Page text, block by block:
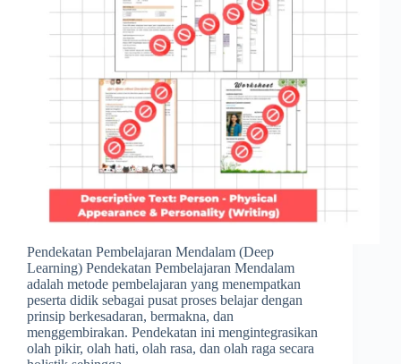
Pendekatan Pembelajaran Mendalam (Deep
Learning) Pendekatan Pembelajaran Mendalam
adalah metode pembelajaran yang menempatkan
peserta didik sebagai pusat proses belajar dengan
prinsip berkesadaran, bermakna, dan
menggembirakan. Pendekatan ini mengintegrasikan
olah pikir, olah hati, olah rasa, dan olah raga secara